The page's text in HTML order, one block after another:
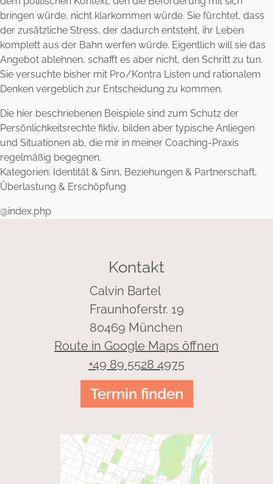
bringen würde, nicht klarkommen würde. Sie fürchtet, dass
der zusätzliche Stress, der dadurch entsteht, ihr Leben
komplett aus der Bahn werfen würde. Eigentlich will sie das
Angebot ablehnen, schafft es aber nicht, den Schritt zu tun.
Sie versuchte bisher mit Pro/Kontra Listen und rationalem
Denken vergeblich zur Entscheidung zu kommen.
Die hier beschriebenen Beispiele sind zum Schutz der
Persönlichkeitsrechte fiktiv, bilden aber typische Anliegen
und Situationen ab, die mir in meiner Coaching-Praxis
regelmäßig begegnen.
Kategorien: Identität & Sinn, Beziehungen & Partnerschaft,
Überlastung & Erschöpfung
@index.php
Kontakt
Calvin Bartel
Fraunhoferstr. 19
80469 München
Route in Google Maps öffnen
+49 89 5528 4975
Termin finden